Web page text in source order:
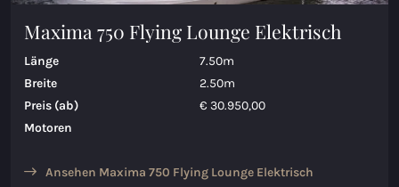
Maxima 750 Flying Lounge Elektrisch
Länge
7.50m
Breite
2.50m
Preis (ab)
€ 30.950,00
Motoren
Ansehen Maxima 750 Flying Lounge Elektrisch